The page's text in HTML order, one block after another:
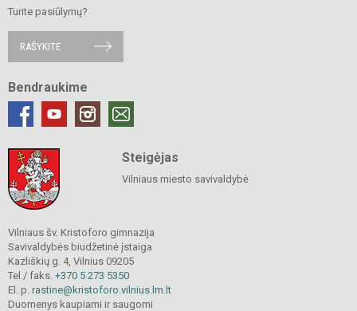
Turite pasiūlymų?
RAŠYKITE
Bendraukime
Steigėjas
Vilniaus miesto savivaldybė
Vilniaus šv. Kristoforo gimnazija
Savivaldybės biudžetinė įstaiga
Kazliškių g. 4, Vilnius 09205
Tel./ faks. +370 5 273 5350
El. p. rastine@kristoforo.vilnius.lm.lt
Duomenys kaupiami ir saugomi